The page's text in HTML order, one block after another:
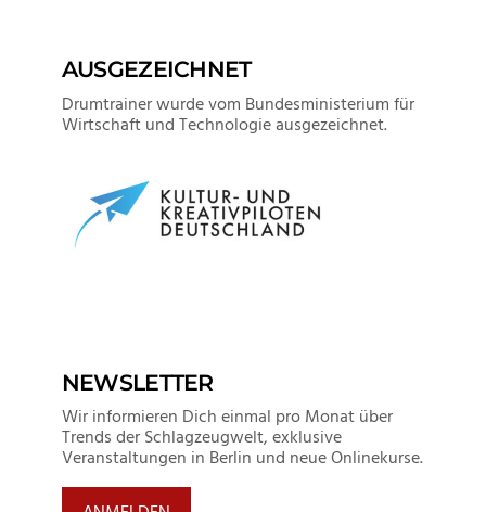
AUSGEZEICHNET
Drumtrainer wurde vom Bundesministerium für
Wirtschaft und Technologie ausgezeichnet.
NEWSLETTER
Wir informieren Dich einmal pro Monat über
Trends der Schlagzeugwelt, exklusive
Veranstaltungen in Berlin und neue Onlinekurse.